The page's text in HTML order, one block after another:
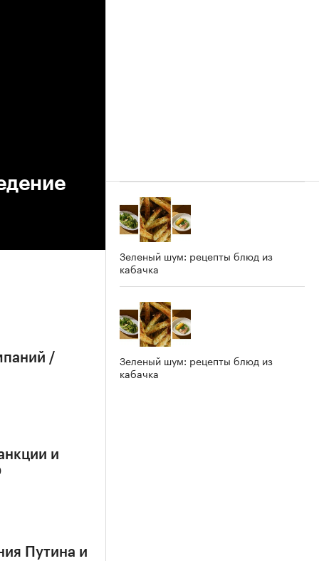
/
и
Путина и
Зеленый шум: рецепты блюд из
кабачка
Зеленый шум: рецепты блюд из
кабачка